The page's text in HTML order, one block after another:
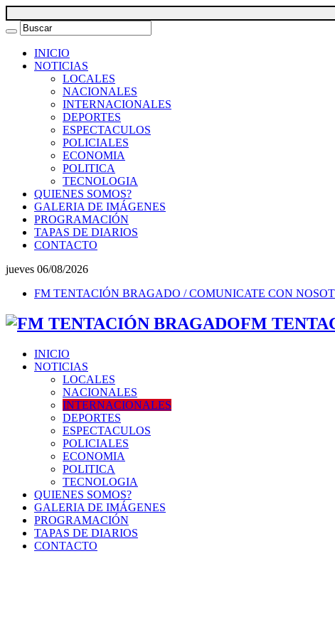
INICIO
NOTICIAS
LOCALES
NACIONALES
INTERNACIONALES
DEPORTES
ESPECTACULOS
POLICIALES
ECONOMIA
POLITICA
TECNOLOGIA
QUIENES SOMOS?
GALERIA DE IMÁGENES
PROGRAMACIÓN
TAPAS DE DIARIOS
CONTACTO
jueves 06/08/2026
FM TENTACIÓN BRAGADO / COMUNICATE CON
FM
INICIO
NOTICIAS
LOCALES
NACIONALES
INTERNACIONALES
DEPORTES
ESPECTACULOS
POLICIALES
ECONOMIA
POLITICA
TECNOLOGIA
QUIENES SOMOS?
GALERIA DE IMÁGENES
PROGRAMACIÓN
TAPAS DE DIARIOS
CONTACTO